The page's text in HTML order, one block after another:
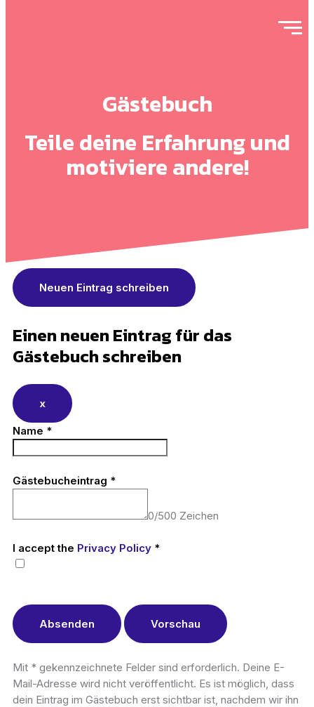
Gästebuch
Teile deine Erfahrung und
motiviere andere!
Einen neuen Eintrag für das
Gästebuch schreiben
x
Name *
Gästebucheintrag *
0/500 Zeichen
I accept the Privacy Policy *
Mit * gekennzeichnete Felder sind erforderlich. Deine E-
Mail-Adresse wird nicht veröffentlicht. Es ist möglich, dass
dein Eintrag im Gästebuch erst sichtbar ist, nachdem wir ihn